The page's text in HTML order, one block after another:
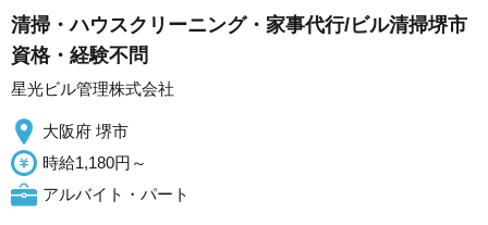
清掃・ハウスクリーニング・家事代行/ビル清掃堺市
資格・経験不問
星光ビル管理株式会社
大阪府 堺市
時給1,180円～
アルバイト・パート